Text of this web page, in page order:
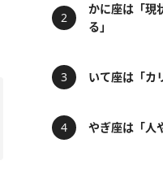
かに座は「現
る」
いて座は「カ
やぎ座は「人